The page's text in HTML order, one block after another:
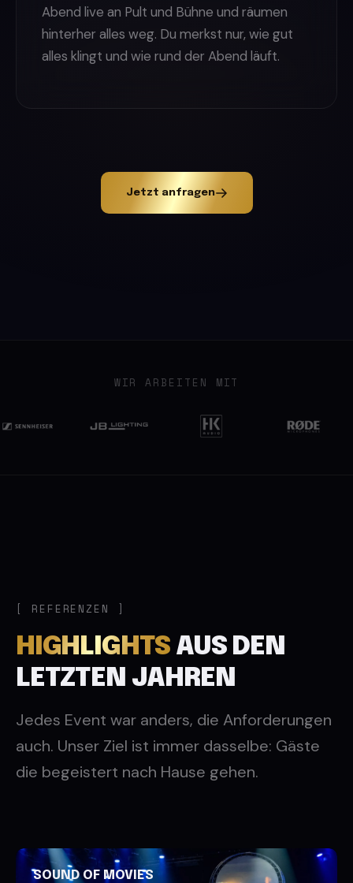
Abend live an Pult und Bühne und räumen
hinterher alles weg. Du merkst nur, wie gut
alles klingt und wie rund der Abend läuft.
Jetzt anfragen
WIR ARBEITEN MIT
REFERENZEN
HIGHLIGHTS AUS DEN
LETZTEN JAHREN
Jedes Event war anders, die Anforderungen
auch. Unser Ziel ist immer dasselbe: Gäste
die begeistert nach Hause gehen.
SOUND OF MOVIES